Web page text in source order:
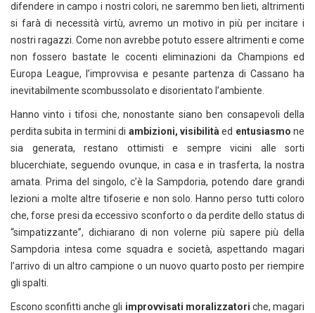
difendere in campo i nostri colori, ne saremmo ben lieti, altrimenti
si farà di necessità virtù, avremo un motivo in più per incitare i
nostri ragazzi. Come non avrebbe potuto essere altrimenti e come
non fossero bastate le cocenti eliminazioni da Champions ed
Europa League, l’improvvisa e pesante partenza di Cassano ha
inevitabilmente scombussolato e disorientato l’ambiente.
Hanno vinto i tifosi che, nonostante siano ben consapevoli della
perdita subita in termini di ambizioni, visibilitàed entusiasmone
sia generata, restano ottimisti e sempre vicini alle sorti
blucerchiate, seguendo ovunque, in casa e in trasferta, la nostra
amata. Prima del singolo, c’è la Sampdoria, potendo dare grandi
lezioni a molte altre tifoserie e non solo. Hanno perso tutti coloro
che, forse presi da eccessivo sconforto o da perdite dello status di
“simpatizzante”, dichiarano di non volerne più sapere più della
Sampdoria intesa come squadra e società, aspettando magari
l’arrivo di un altro campione o un nuovo quarto posto per riempire
gli spalti.
Escono sconfitti anche gli improvvisati moralizzatori che, magari